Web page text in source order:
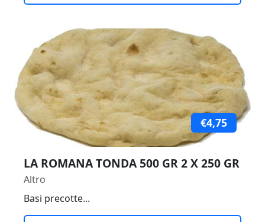
€4,75
LA ROMANA TONDA 500 GR 2 X 250 GR
Altro
Basi precotte...